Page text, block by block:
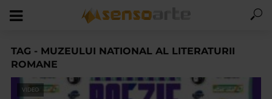
TAG - MUZEULUI NATIONAL AL LITERATURII
ROMANE
VIDEO